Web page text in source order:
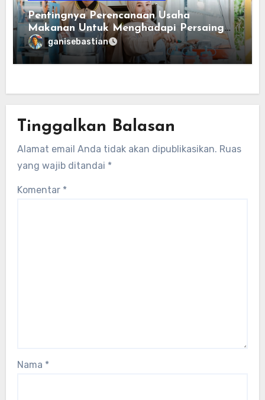
Pentingnya Perencanaan Usaha
Makanan Untuk Menghadapi Persaingan
Bisnisganisebastian
Tinggalkan Balasan
Alamat email Anda tidak akan dipublikasikan. Ruas
yang wajib ditandai *
Komentar *
Nama *